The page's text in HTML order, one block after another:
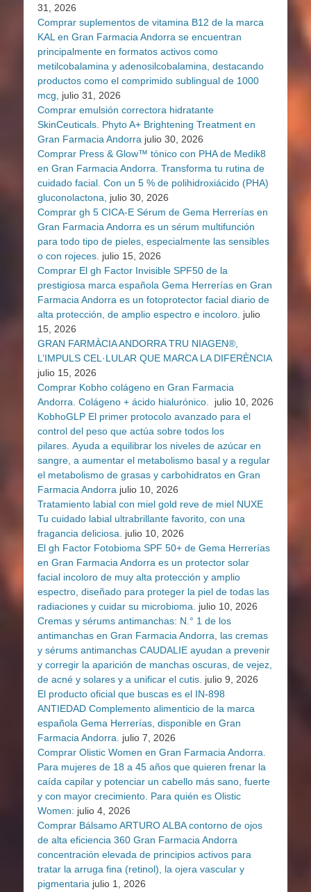
31, 2026
Comprar suplementos de vitamina B12 de la marca
KAL en Gran Farmacia Andorra se encuentran
principalmente en formatos activos como
metilcobalamina y adenosilcobalamina, destacando
productos como el comprimido sublingual de 1000
mcg,
julio 31, 2026
Comprar emulsión correctora hidratante
SkinCeuticals. Phyto A+ Brightening Treatment en
Gran Farmacia Andorra julio 30, 2026
Comprar Press & Glow™ tónico con PHA de Medik8
en Gran Farmacia Andorra. Transforma tu rutina de
cuidado facial. Con un 5 % de polihidroxiácido (PHA)
gluconolactona,
julio 30, 2026
Comprar gh 5 CICA-E Sérum de Gema Herrerías en
Gran Farmacia Andorra es un sérum multifunción
para todo tipo de pieles, especialmente las sensibles
o con rojeces. julio 15, 2026
Comprar El gh Factor Invisible SPF50 de la
prestigiosa marca española Gema Herrerías en Gran
Farmacia Andorra es un fotoprotector facial diario de
alta protección, de amplio espectro e incoloro. julio
15, 2026
GRAN FARMÀCIA ANDORRA TRU NIAGEN®,
L’IMPULS CEL·LULAR QUE MARCA LA DIFERÈNCIA
julio 15, 2026
Comprar Kobho colágeno en Gran Farmacia
Andorra. Colágeno + ácido hialurónico.
julio 10, 2026
KobhoGLP El primer protocolo avanzado para el
control del peso que actúa sobre todos los
pilares. Ayuda a equilibrar los niveles de azúcar en
sangre, a aumentar el metabolismo basal y a regular
el metabolismo de grasas y carbohidratos en Gran
Farmacia Andorra julio 10, 2026
Tratamiento labial con miel gold reve de miel NUXE
Tu cuidado labial ultrabrillante favorito, con una
fragancia deliciosa.
julio 10, 2026
El gh Factor Fotobioma SPF 50+ de Gema Herrerías
en Gran Farmacia Andorra es un protector solar
facial incoloro de muy alta protección y amplio
espectro, diseñado para proteger la piel de todas las
radiaciones y cuidar su microbioma.
julio 10, 2026
Cremas y sérums antimanchas: N.° 1 de los
antimanchas en Gran Farmacia Andorra, las cremas
y sérums antimanchas CAUDALIE ayudan a prevenir
y corregir la aparición de manchas oscuras, de vejez,
de acné y solares y a unificar el cutis. julio 9, 2026
El producto oficial que buscas es el IN-898
ANTIEDAD Complemento alimenticio de la marca
española Gema Herrerías, disponible en Gran
Farmacia Andorra.
julio 7, 2026
Comprar Olistic Women en Gran Farmacia Andorra.
Para mujeres de 18 a 45 años que quieren frenar la
caída capilar y potenciar un cabello más sano, fuerte
y con mayor crecimiento. Para quién es Olistic
Women: julio 4, 2026
Comprar Bálsamo ARTURO ALBA contorno de ojos
de alta eficiencia 360 Gran Farmacia Andorra
concentración elevada de principios activos para
tratar la arruga fina (retinol), la ojera vascular y
pigmentaria julio 1, 2026